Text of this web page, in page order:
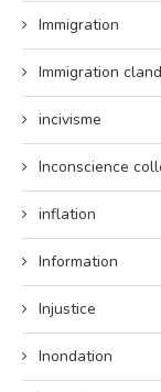
Immigration
Immigration
incivisme
Inconscience
inflation
Information
Injustice
Inondation